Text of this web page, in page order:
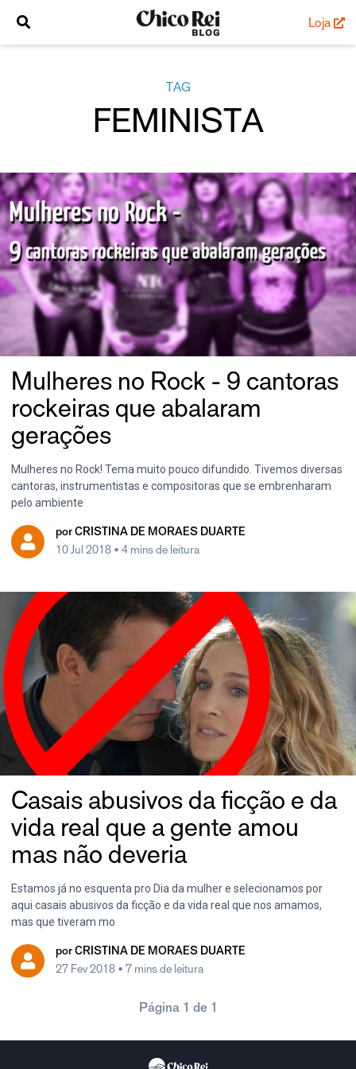
Loja
TAG
FEMINISTA
Mulheres no Rock - 9 cantoras
rockeiras que abalaram
gerações
Mulheres no Rock! Tema muito pouco difundido. Tivemos diversas
cantoras, instrumentistas e compositoras que se embrenharam
pelo ambiente
por CRISTINA DE MORAES DUARTE
10 Jul 2018 • 4 mins de leitura
Casais abusivos da ficção e da
vida real que a gente amou
mas não deveria
Estamos já no esquenta pro Dia da mulher e selecionamos por
aqui casais abusivos da ficção e da vida real que nos amamos,
mas que tiveram mo
por CRISTINA DE MORAES DUARTE
27 Fev 2018 • 7 mins de leitura
Página 1 de 1